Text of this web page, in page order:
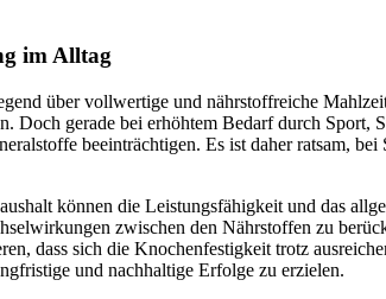
im Alltag
über vollwertige und nährstoffreiche
Doch gerade bei erhöhtem Bedarf durch
beeinträchtigen. Es ist daher ratsam,
können die Leistungsfähigkeit und das
zwischen den Nährstoffen zu
dass sich die Knochenfestigkeit trotz
und nachhaltige Erfolge zu erzielen.